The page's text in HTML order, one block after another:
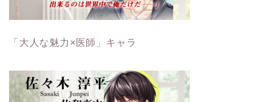
「大人な魅力×医師」キャラ